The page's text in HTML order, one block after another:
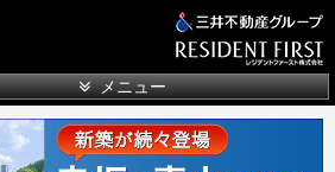
メニュー